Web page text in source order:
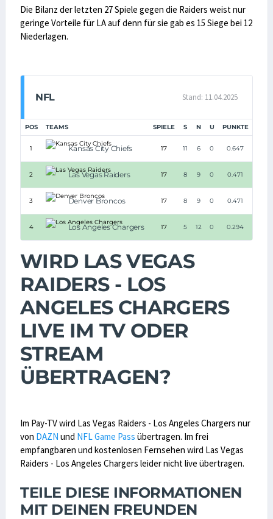
Die Bilanz der letzten 27 Spiele gegen die Raiders weist nur
geringe Vorteile für LA auf denn für sie gab es 15 Siege bei 12
Niederlagen.
NFL Stand: 11.04.2025
POS TEAMS SPIELE S N U PUNKTE
1 Kansas City Chiefs 17 11 6 0 0.647
2 Las Vegas Raiders 17 8 9 0 0.471
3 Denver Broncos 17 8 9 0 0.471
4 Los Angeles Chargers 17 5 12 0 0.294
WIRD LAS VEGAS
RAIDERS - LOS
ANGELES CHARGERS
LIVE IM TV ODER
STREAM
ÜBERTRAGEN?
Im Pay-TV wird Las Vegas Raiders - Los Angeles Chargers nur
von DAZN und NFL Game Pass übertragen. Im frei
empfangbaren und kostenlosen Fernsehen wird Las Vegas
Raiders - Los Angeles Chargers leider nicht live übertragen.
TEILE DIESE INFORMATIONEN
MIT DEINEN FREUNDEN